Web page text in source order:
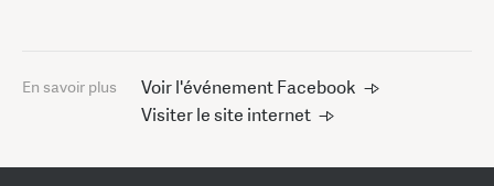
En savoir plus
Voir l'événement Facebook
Visiter le site internet